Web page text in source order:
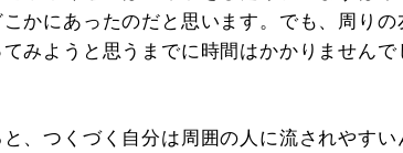
かにあったのだと思います。でも、周り
みようと思うまでに時間はかかりません
、つくづく自分は周囲の人に流されやす